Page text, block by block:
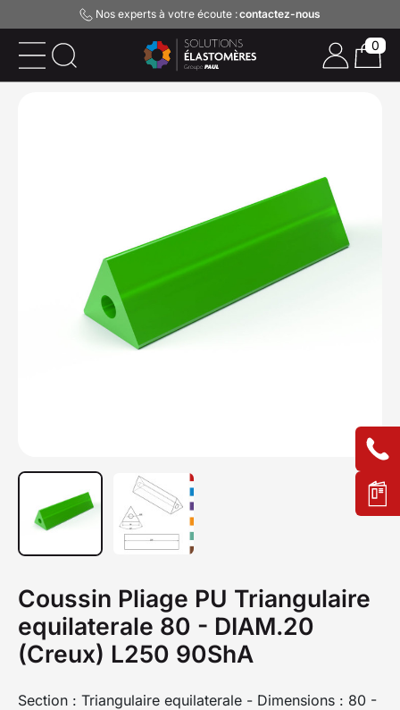
Nos experts à votre écoute :contactez-nous
Coussin Pliage PU Triangulaire
equilaterale 80 - DIAM.20
(Creux) L250 90ShA
Section : Triangulaire equilaterale - Dimensions : 80 -
0